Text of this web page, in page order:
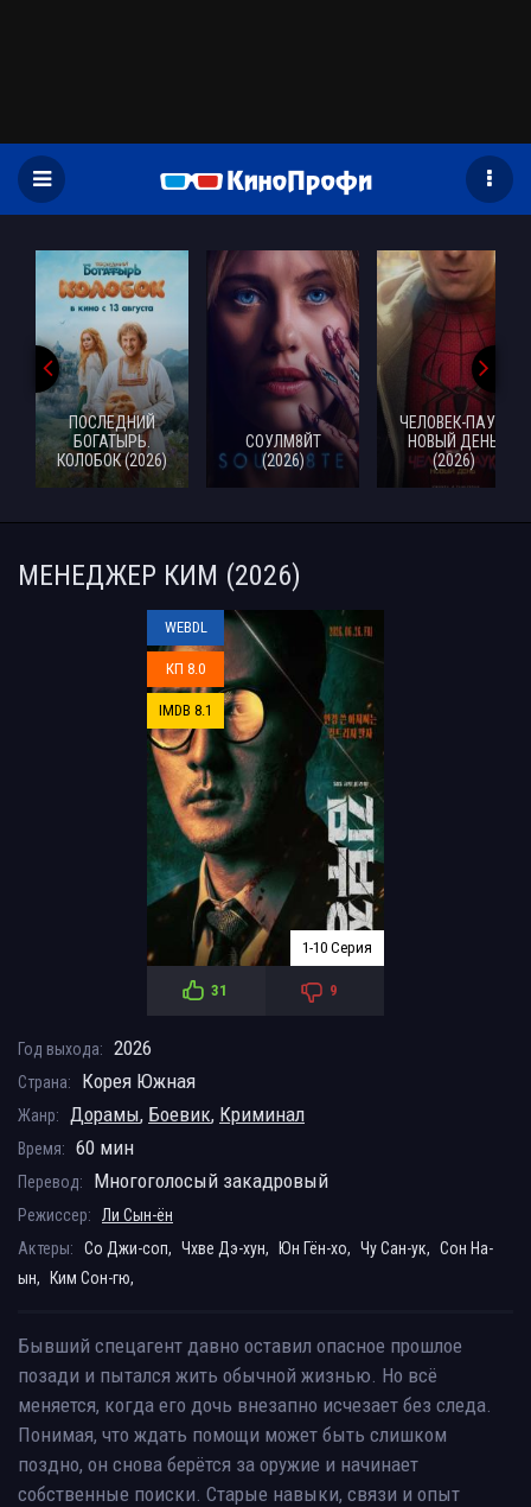
ПОСЛЕДНИЙ
БОГАТЫРЬ.
КОЛОБОК (2026)
СОУЛМ8ЙТ
(2026)
ЧЕЛОВЕК-ПАУК:
НОВЫЙ ДЕНЬ
(2026)
МЕНЕДЖЕР КИМ (2026)
WEBDL
КП 8.0
IMDB 8.1
1-10 Серия
31 9
Год выхода: 2026
Страна: Корея Южная
Жанр: Дорамы, Боевик, Криминал
Время: 60 мин
Перевод: Многоголосый закадровый
Режиссер:
Ли Сын-ён
Актеры:
Со Джи-соп, Чхве Дэ-хун, Юн Гён-хо, Чу Сан-ук, Сон На-
ын,
Ким Сон-гю,
Бывший спецагент давно оставил опасное прошлое
позади и пытался жить обычной жизнью. Но всё
меняется, когда его дочь внезапно исчезает без следа.
Понимая, что ждать помощи может быть слишком
поздно, он снова берётся за оружие и начинает
собственные поиски. Старые навыки, связи и опыт